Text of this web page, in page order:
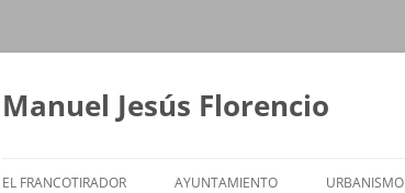
Saltar
Manuel Jesús Florencio
EL FRANCOTIRADOR AYUNTAMIENTO URBANISMO